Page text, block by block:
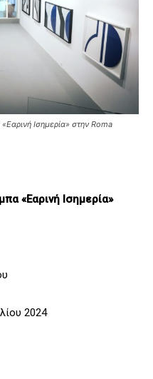
Ισημερία» στην Roma
«Εαρινή Ισημερία»
2024